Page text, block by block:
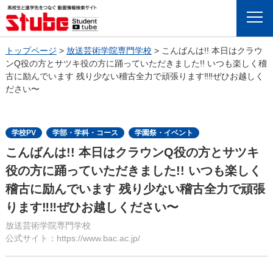
Menu
トップページ > 放送芸術学院専門学校 > こんばんは!! 本日はクラウ
ンQ役の方とサツキ役の方に踊っていただきました!! いつも楽しく稽
古に励んでいます 残り少ない稽古全力で頑張ります‼️‼️ぜひお越しく
ださい〜
学校PV 学部・学科・コース 学園祭・イベント
こんばんは!! 本日はクラウンQ役の方とサツキ
役の方に踊っていただきました!! いつも楽しく
稽古に励んでいます 残り少ない稽古全力で頑張
ります‼️‼️ぜひお越しください〜
放送芸術学院専門学校
公式サイト：https://www.bac.ac.jp/